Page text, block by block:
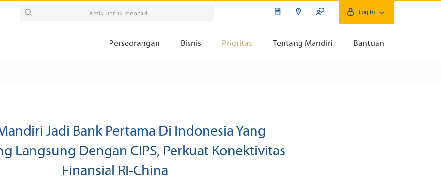
Log In
Perseorangan Bisnis Prioritas Tentang Mandiri Bantuan
Jadi Bank Pertama Di Indonesia Yang
Langsung Dengan CIPS, Perkuat Konektivitas
Finansial RI-China